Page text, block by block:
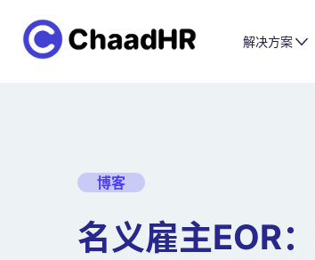
解决方案
博客
名义雇主EOR